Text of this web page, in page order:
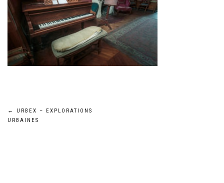
Navigation
←
URBEX – EXPLORATIONS
URBAINES